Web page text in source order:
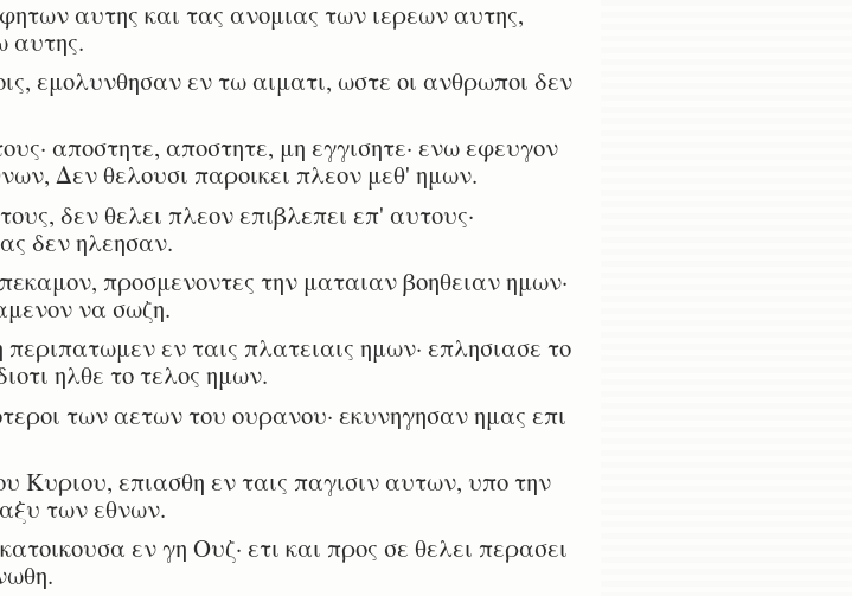
αυτης και τας ανομιας των ιερεων αυτης,
αυτης.
εμολυνθησαν εν τω αιματι, ωστε οι ανθρωποι δεν
αποστητε, αποστητε, μη εγγισητε· ενω εφευγον
Δεν θελουσι παροικει πλεον μεθ' ημων.
δεν θελει πλεον επιβλεπει επ' αυτους·
δεν ηλεησαν.
προσμενοντες την ματαιαν βοηθειαν ημων·
να σωζη.
εν ταις πλατειαις ημων· επλησιασε το
ηλθε το τελος ημων.
των αετων του ουρανου· εκυνηγησαν ημας επι
Κυριου, επιασθη εν ταις παγισιν αυτων, υπο την
των εθνων.
εν γη Ουζ· ετι και προς σε θελει περασει